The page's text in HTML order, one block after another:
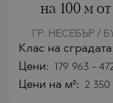
на 100 м
ГР. НЕСЕБЪР /
Клас на
Цени: 179 963 -
Цени на м²: 2